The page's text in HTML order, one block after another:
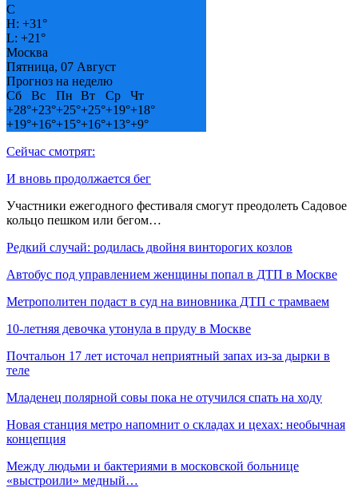
C
H: +31°
L: +21°
Москва
Пятница, 07 Август
Прогноз на неделю
Сб
Вс Пн Вт Ср
Чт
+28°+23°+25°+25°+19°+18°
+19°+16°+15°+16°+13°+9°
Сейчас смотрят:
И вновь продолжается бег
Участники ежегодного фестиваля смогут преодолеть Садовое
кольцо пешком или бегом…
Редкий случай: родилась двойня винторогих козлов
Автобус под управлением женщины попал в ДТП в Москве
Метрополитен подаст в суд на виновника ДТП с трамваем
10-летняя девочка утонула в пруду в Москве
Почтальон 17 лет источал неприятный запах из-за дырки в
теле
Младенец полярной совы пока не отучился спать на ходу
Новая станция метро напомнит о складах и цехах: необычная
концепция
Между людьми и бактериями в московской больнице
«выстроили» медный…